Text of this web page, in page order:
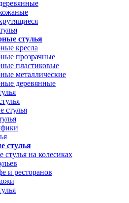
стулья
кресла
прозрачные
пластиковые
металлические
деревянные
стулья
стулья
на колесиках
и ресторанов